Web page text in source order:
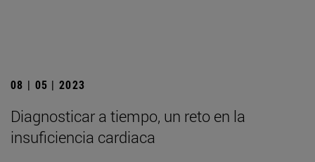
08 | 05 | 2023
Diagnosticar a tiempo, un reto en la
insuficiencia cardiaca